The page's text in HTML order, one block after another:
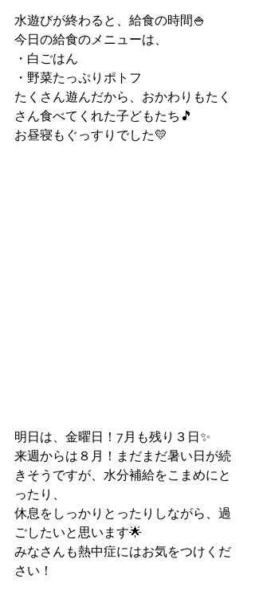
水遊びが終わると、給食の時間🍚
今日の給食のメニューは、
・白ごはん
・野菜たっぷりポトフ
たくさん遊んだから、おかわりもたく
さん食べてくれた子どもたち🎵
お昼寝もぐっすりでした💛
明日は、金曜日！7月も残り３日✨
来週からは８月！まだまだ暑い日が続
きそうですが、水分補給をこまめにと
ったり、
休息をしっかりとったりしながら、過
ごしたいと思います🌟
みなさんも熱中症にはお気をつけくだ
さい！